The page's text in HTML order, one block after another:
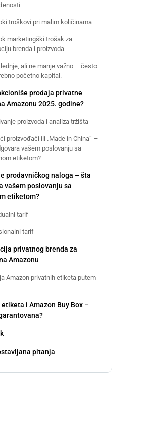
troškovi pri malim količinama
marketingški trošak za
brenda i proizvoda
ali ne manje važno – često
početno kapital.
prodaja privatne
Amazonu 2025. godine?
proizvoda i analiza tržišta
proizvođači ili „Made in China“ –
vašem poslovanju sa
etiketom?
prodavničkog naloga – šta
vašem poslovanju sa
etiketom?
tarif
tarif
privatnog brenda za
Amazonu
Amazon privatnih etiketa putem
i Amazon Buy Box –
pitanja